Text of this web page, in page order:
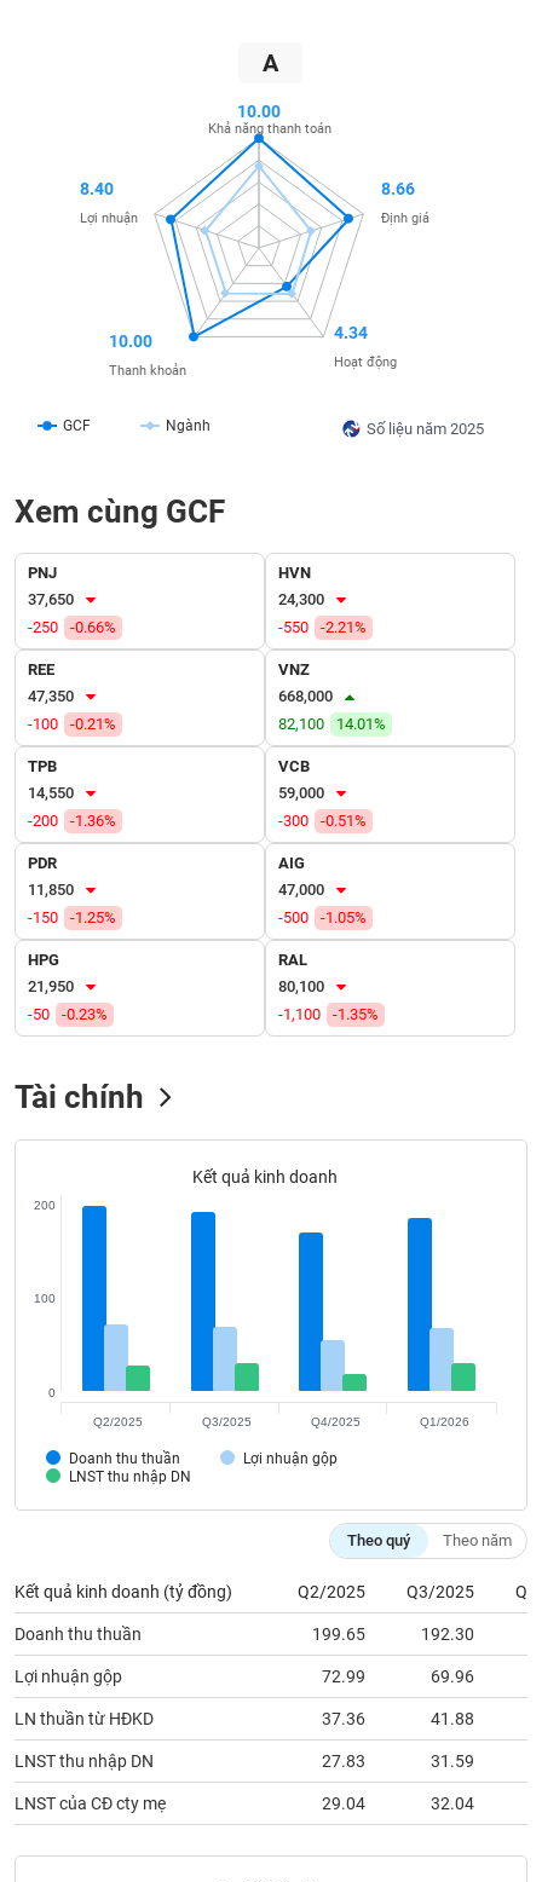
A
Số liệu năm 2025
GCF Ngành
10.00
Khả năng thanh toán
8.66
Định giá
4.34
Hoạt động
10.00
Thanh khoản
8.40
Lợi nhuận
Xem cùng GCF
PNJ
37,650
-250
-0.66%
HVN
24,300
-550
-2.21%
REE
47,350
-100
-0.21%
VNZ
668,000
82,100
14.01%
TPB
14,550
-200
-1.36%
VCB
59,000
-300
-0.51%
PDR
11,850
-150
-1.25%
AIG
47,000
-500
-1.05%
HPG
21,950
-50
-0.23%
RAL
80,100
-1,100
-1.35%
Tài chính
Kết quả kinh doanh
Doanh thu thuần
Lợi nhuận gộp
LNST thu nhập DN
0
100
200
Q2/2025 Q3/2025 Q4/2025 Q1/2026
Theo quý Theo năm
Kết quả kinh doanh (tỷ đồng) Q2/2025 Q3/2025
Doanh thu thuần 199.65 192.30
Lợi nhuận gộp 72.99 69.96
LN thuần từ HĐKD 37.36 41.88
LNST thu nhập DN 27.83 31.59
LNST của CĐ cty mẹ 29.04 32.04
DỊCH
VỤ
TRUYỀN
THÔNG
TIỆN
ÍCH
BẤT
ĐỘNG
SẢN
Mã
chứng
khoán
(-)
Tất cả Cổ phiếu
Tin
của
tác
Báo
cáo
phân
tích
(-)
Thuật
ngữ
(-)